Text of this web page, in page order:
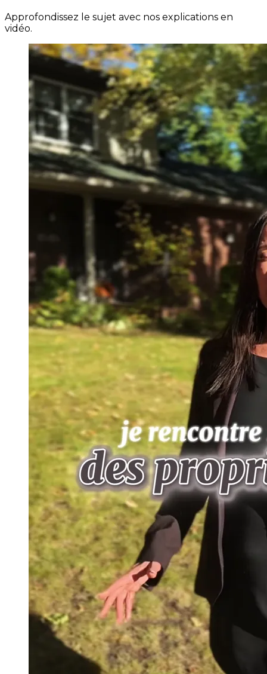
Approfondissez le sujet avec nos explications en
vidéo.